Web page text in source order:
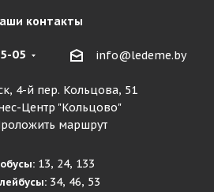
контакты
05 info@ledeme.by
4-й пер. Кольцова, 51
Центр "Кольцово"
маршрут
13, 24, 133
34, 46, 53